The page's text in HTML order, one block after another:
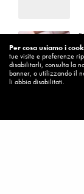
8
8
Per cosa usiamo i
tue visite e preferenze
disabilitarli, consulta la
banner, o utilizzando il
li abbia disabilitati.